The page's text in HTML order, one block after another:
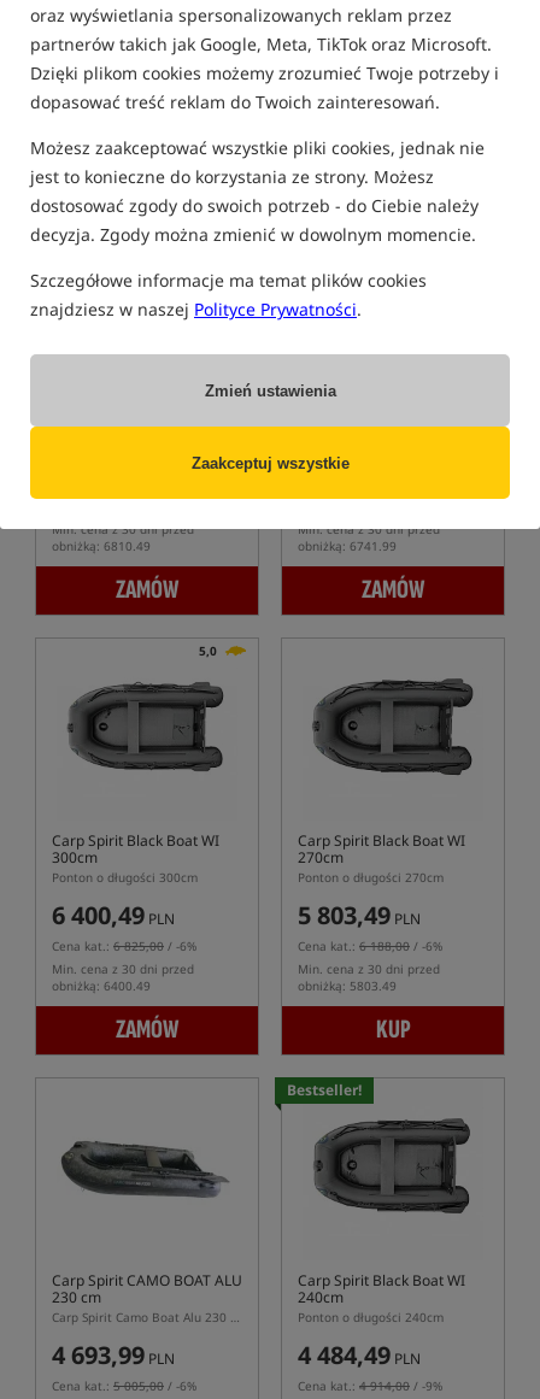
oraz wyświetlania spersonalizowanych reklam przez
partnerów takich jak Google, Meta, TikTok oraz Microsoft.
Dzięki plikom cookies możemy zrozumieć Twoje potrzeby i
dopasować treść reklam do Twoich zainteresowań.
Możesz zaakceptować wszystkie pliki cookies, jednak nie
jest to konieczne do korzystania ze strony. Możesz
dostosować zgody do swoich potrzeb - do Ciebie należy
decyzja. Zgody można zmienić w dowolnym momencie.
Szczegółowe informacje ma temat plików cookies
znajdziesz w naszej Polityce Prywatności.
Zmień ustawienia
Zaakceptuj wszystkie
FILTRUJ
CARP SPIRIT
Bestseller!
Carp Spirit Black Boat 320W
Min. cena z 30 dni przed
obniżką: 6810.49
ZAMÓW
Carp Spirit CAMO BOAT ALU
6 741,99
Min. cena z 30 dni przed
obniżką: 6741.99
ZAMÓW
5,0
Carp Spirit Black Boat WI
300cm
Ponton o długości 300cm
6 400,49 PLN
Cena kat.: 6 825,00 / -6%
Min. cena z 30 dni przed
obniżką: 6400.49
ZAMÓW
Carp Spirit Black Boat WI
270cm
Ponton o długości 270cm
5 803,49 PLN
Cena kat.: 6 188,00 / -6%
Min. cena z 30 dni przed
obniżką: 5803.49
KUP
Carp Spirit CAMO BOAT ALU
230 cm
Carp Spirit Camo Boat Alu 230 – ponton karpiowy z aluminiową podłogą
4 693,99 PLN
Cena kat.: 5 005,00 / -6%
Bestseller!
Carp Spirit Black Boat WI
240cm
Ponton o długości 240cm
4 484,49 PLN
Cena kat.: 4 914,00 / -9%